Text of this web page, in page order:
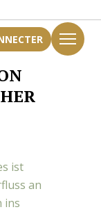
ist
an
ins